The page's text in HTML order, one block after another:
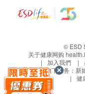
水器专用) ：1 支
客户成功登记
如滤芯受自来
流量大幅度变
限公司服务中
将产品放置于
环境
产品曾被非兆
在安装及使用
人为损坏或使用
© ESD
关于健康网购
加入我們
生活易旗下业务： 新
健